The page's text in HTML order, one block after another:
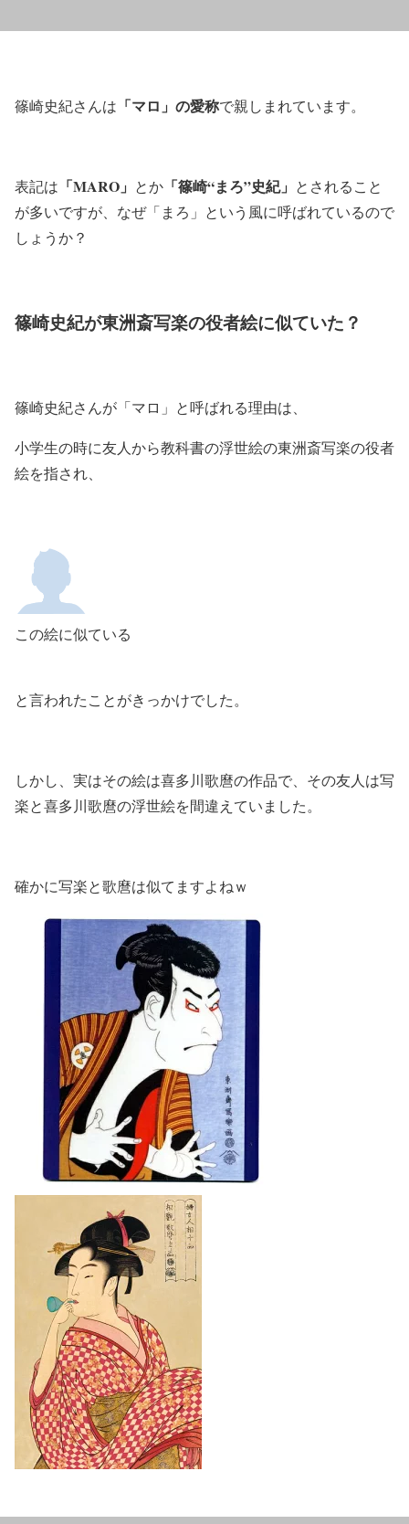
篠崎史紀さんは 「マロ」の愛称で親しまれています。
表記は 「MARO」 とか 「篠崎“まろ”史紀」 とされること
が多いですが、なぜ「まろ」という風に呼ばれているので
しょうか？
篠崎史紀が東洲斎写楽の役者絵に似ていた？
篠崎史紀さんが「マロ」と呼ばれる理由は、
小学生の時に友人から教科書の浮世絵の東洲斎写楽の役者
絵を指され、
この絵に似ている
と言われたことがきっかけでした。
しかし、実はその絵は喜多川歌麿の作品で、その友人は写
楽と喜多川歌麿の浮世絵を間違えていました。
確かに写楽と歌麿は似てますよねｗ